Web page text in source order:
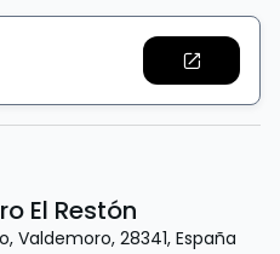
El Restón
, Valdemoro, 28341, España